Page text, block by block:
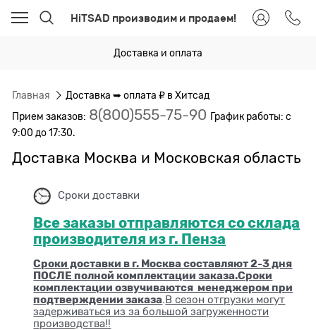
HiTSAD производим и продаем!
Доставка и оплата
Главная
Доставка ➥ оплата ₽ в Хитсад
Прием заказов: 8(800)555-75-90 График работы: с
9:00 до 17:30.
Доставка Москва и Московская область
Сроки доставки
Все заказы отправляются со склада
производителя из г. Пенза
Сроки доставки в г. Москва составляют 2-3 дня
ПОСЛЕ полной комплектации заказа.Сроки
комплектации озвучиваются менеджером при
подтверждении заказа В сезон отгрузки могут
задерживаться из за большой загруженности
производства!!